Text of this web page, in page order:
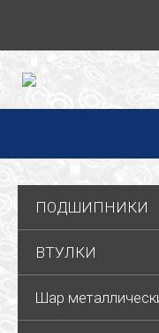
ПОДШИПНИКИ
ВТУЛКИ
Шар